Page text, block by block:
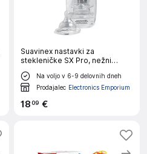
Suavinex nastavki za
stekleničke SX Pro, nežni
pretok +0m, 2 kosa
Na voljo v 6-9 delovnih dneh
Prodajalec Electronics Emporium
1809 €